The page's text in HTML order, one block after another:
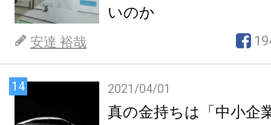
いのか
安達 裕哉
14 2021/04/01
真の金持ちは「中小企